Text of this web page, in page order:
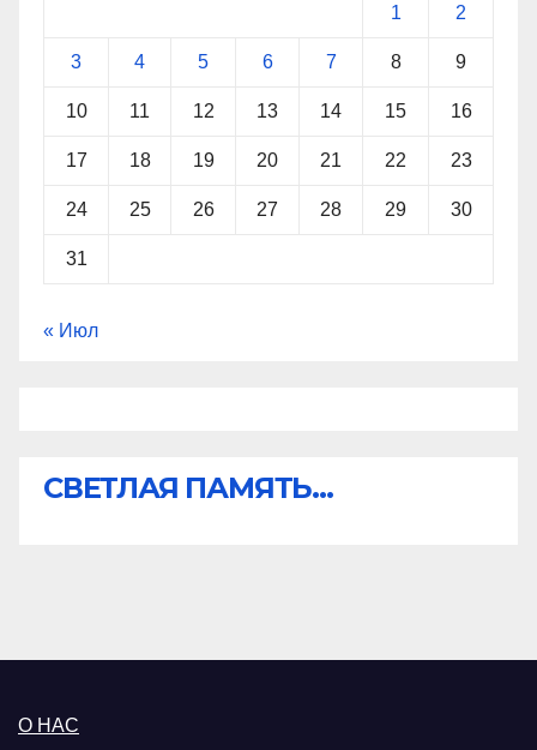
1 2
3 4 5 6 7 8 9
10 11 12 13 14 15 16
17 18 19 20 21 22 23
24 25 26 27 28 29 30
31
« Июл
СВЕТЛАЯ ПАМЯТЬ...
О НАС